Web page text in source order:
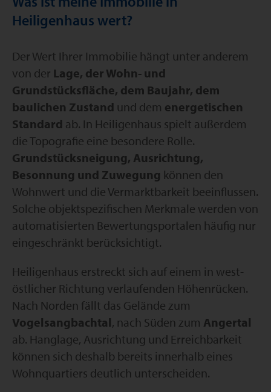
Heiligenhaus wert?
Der Wert Ihrer Immobilie hängt unter anderem
von der Lage, der Wohn- und
Grundstücksfläche, dem Baujahr, dem
baulichen Zustand und dem energetischen
Standard ab. In Heiligenhaus spielt außerdem
die Topografie eine besondere Rolle.
Grundstücksneigung, Ausrichtung,
Besonnung und Zuwegung können den
Wohnwert und die Vermarktbarkeit beeinflussen.
Solche objektspezifischen Merkmale werden von
automatisierten Bewertungsportalen häufig nur
eingeschränkt berücksichtigt.
Heiligenhaus erstreckt sich auf einem in west-
östlicher Richtung verlaufenden Höhenrücken.
Nach Norden fällt das Gelände zum
Vogelsangbachtal, nach Süden zum Angertal
ab. Hanglage, Ausrichtung und Erreichbarkeit
können sich deshalb bereits innerhalb eines
Wohnquartiers deutlich unterscheiden.